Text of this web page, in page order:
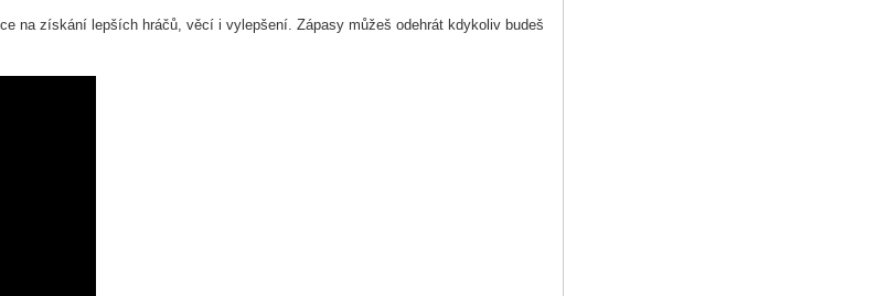
na získání lepších hráčů, věcí i vylepšení. Zápasy můžeš odehrát kdykoliv budeš